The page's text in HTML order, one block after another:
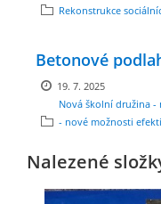
KROUŽKY
Rekonstrukce
Betonové
19. 7. 2025
Nová školní družina -
- nové možnosti
Nalezené